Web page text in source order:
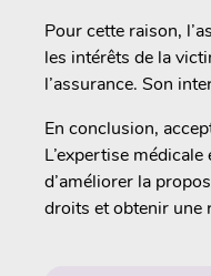
Pour cette raison,
les intérêts de la
l’assurance. Son
En conclusion,
L’expertise médicale
d’améliorer la
droits et obtenir une